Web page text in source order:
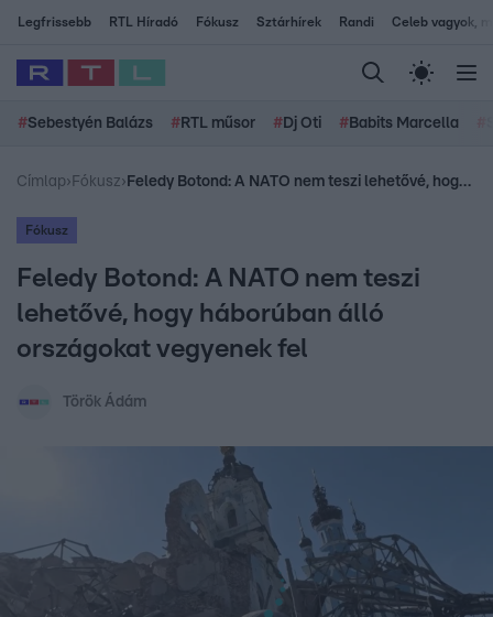
Legfrissebb RTL Híradó Fókusz Sztárhírek Randi Celeb vagyok,
#Sebestyén Balázs # RTL műsor # Dj Oti # Babits Marcella
Címlap› Fókusz› Feledy Botond: A NATO nem teszi lehetővé, hogy háborúban álló országokat vegyenek fel
Fókusz
Feledy Botond: A NATO nem teszi
lehetővé, hogy háborúban álló
országokat vegyenek fel
Török Ádám